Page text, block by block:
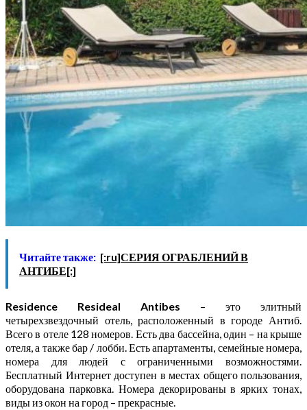
Читайте также: [:ru]СЕРИЯ ОГРАБЛЕНИЙ В
АНТИБЕ[:]
Residence Resideal Antibes – это элитный
четырехзвездочный отель, расположенный в городе Антиб.
Всего в отеле 128 номеров. Есть два бассейна, один – на крыше
отеля, а также бар / лобби. Есть апартаменты, семейные номера,
номера для людей с ограниченными возможностями.
Бесплатный Интернет доступен в местах общего пользования,
оборудована парковка. Номера декорированы в ярких тонах,
виды из окон на город – прекрасные.